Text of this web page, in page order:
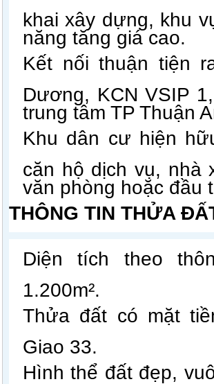
khai xây dựng, khu
năng tăng giá cao.
Kết nối thuận tiện
Dương, KCN VSIP
trung tâm TP Thuận
Khu dân cư hiện
căn hộ dịch vụ, nhà
văn phòng hoặc đầu
THÔNG TIN THỬA
Diện tích theo
1.200m².
Thửa đất có mặt
Giao 33.
Hình thể đất đẹp,